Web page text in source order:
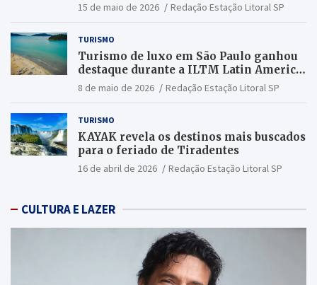
15 de maio de 2026 Redação Estação Litoral SP
TURISMO
Turismo de luxo em São Paulo ganhou
destaque durante a ILTM Latin America
2026
8 de maio de 2026 Redação Estação Litoral SP
TURISMO
KAYAK revela os destinos mais buscados
para o feriado de Tiradentes
16 de abril de 2026 Redação Estação Litoral SP
CULTURA E LAZER